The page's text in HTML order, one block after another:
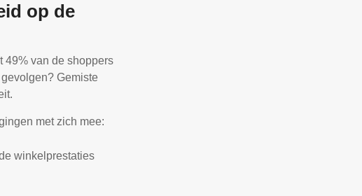
op de
49% van de shoppers
Gemiste
met zich mee:
winkelprestaties